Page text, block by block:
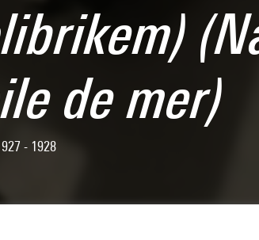
de mer)
- 1928